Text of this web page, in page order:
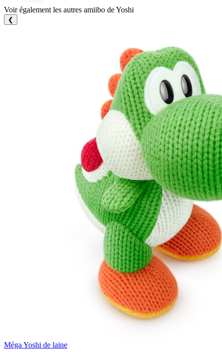
Voir également les autres amiibo de Yoshi
❮
Méga Yoshi de laine